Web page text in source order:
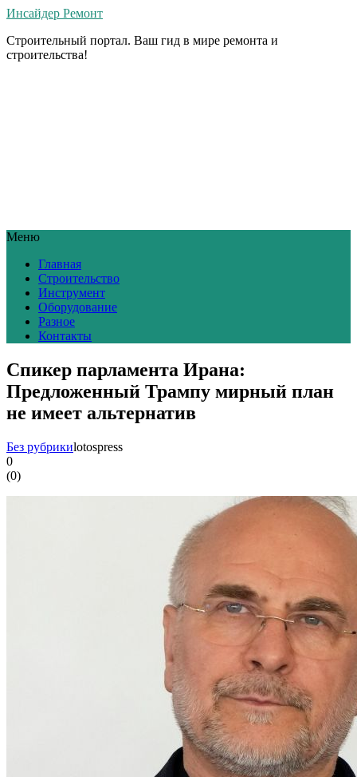
Инсайдер Ремонт
Строительный портал. Ваш гид в мире ремонта и
строительства!
Меню
Главная
Строительство
Инструмент
Оборудование
Разное
Контакты
Спикер парламента Ирана:
Предложенный Трампу мирный план
не имеет альтернатив
Без рубрикиlotospress
0
(0)